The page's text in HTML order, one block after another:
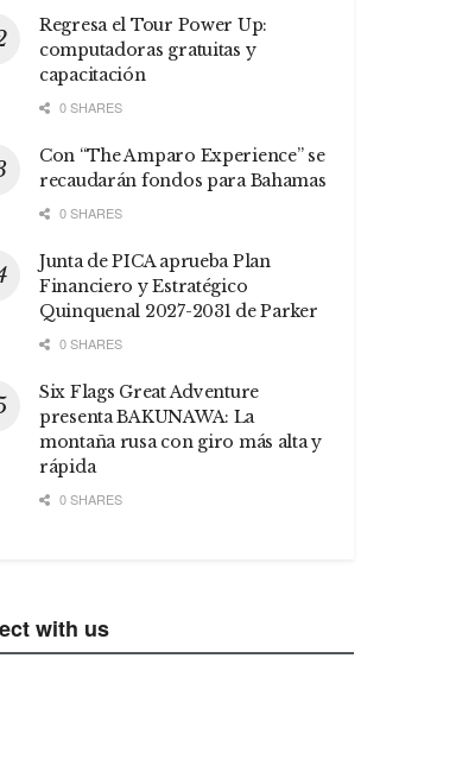
Regresa el Tour Power Up:
computadoras gratuitas y
capacitación
0 SHARES
Con “The Amparo Experience” se
recaudarán fondos para Bahamas
0 SHARES
Junta de PICA aprueba Plan
Financiero y Estratégico
Quinquenal 2027-2031 de Parker
0 SHARES
Six Flags Great Adventure
presenta BAKUNAWA: La
montaña rusa con giro más alta y
rápida
0 SHARES
with us